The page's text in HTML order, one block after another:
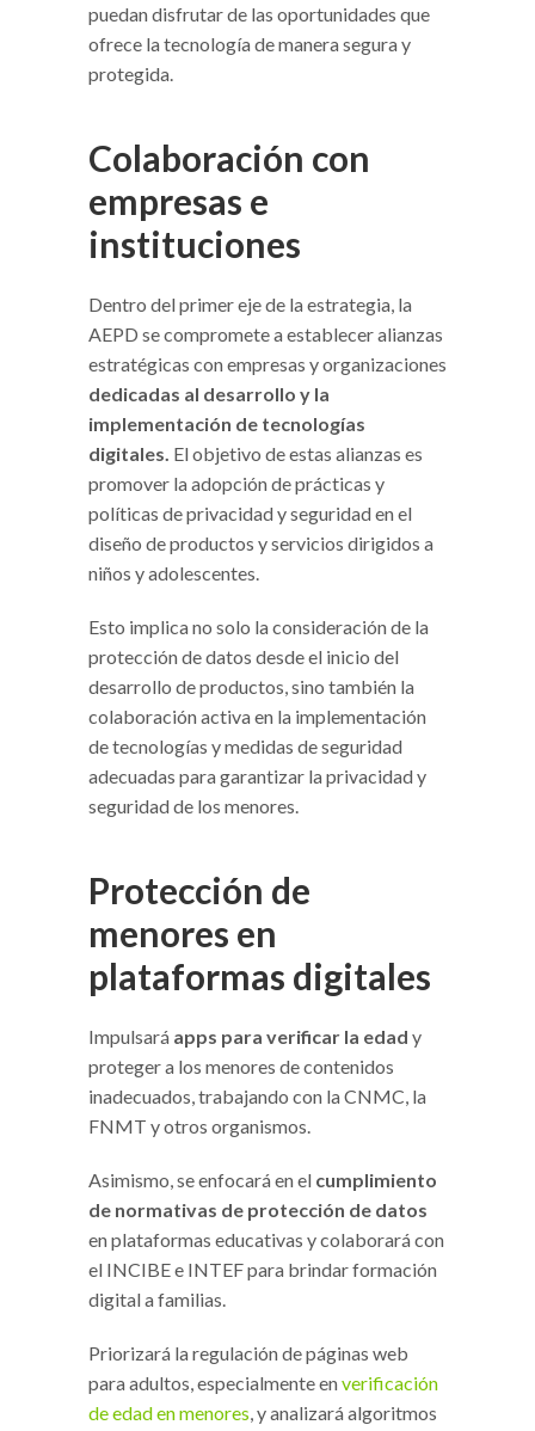
puedan disfrutar de las oportunidades que
ofrece la tecnología de manera segura y
protegida.
Colaboración con
empresas e
instituciones
Dentro del primer eje de la estrategia, la
AEPD se compromete a establecer alianzas
estratégicas con empresas y organizaciones
dedicadas al desarrollo y la
implementación de tecnologías
digitales. El objetivo de estas alianzas es
promover la adopción de prácticas y
políticas de privacidad y seguridad en el
diseño de productos y servicios dirigidos a
niños y adolescentes.
Esto implica no solo la consideración de la
protección de datos desde el inicio del
desarrollo de productos, sino también la
colaboración activa en la implementación
de tecnologías y medidas de seguridad
adecuadas para garantizar la privacidad y
seguridad de los menores.
Protección de
menores en
plataformas digitales
Impulsará apps para verificar la edad y
proteger a los menores de contenidos
inadecuados, trabajando con la CNMC, la
FNMT y otros organismos.
Asimismo, se enfocará en el cumplimiento
de normativas de protección de datos
en plataformas educativas y colaborará con
el INCIBE e INTEF para brindar formación
digital a familias.
Priorizará la regulación de páginas web
para adultos, especialmente enverificación
de edad en menores, y analizará algoritmos